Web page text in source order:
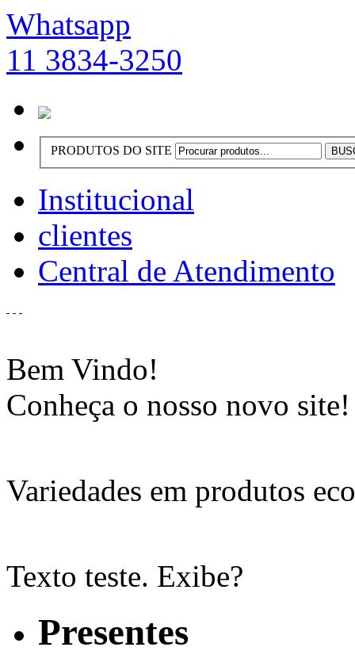
Whatsapp
11 3834-3250
PRODUTOS DO SITE
Institucional
clientes
Central de Atendimento
Bem Vindo!
Conheça o nosso novo site!
Variedades em produtos
Texto teste. Exibe?
Presentes